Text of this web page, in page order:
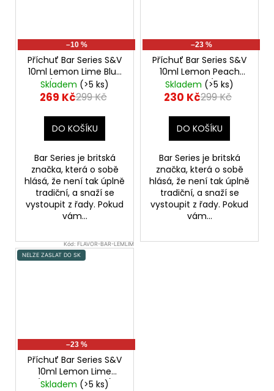
–10 %
Příchuť Bar Series S&V
10ml Lemon Lime Blue
Razz (Citron, limetka a
modrá malina)
Skladem (>5 ks)
269 Kč299 Kč
DO KOŠÍKU
Bar Series je britská
značka, která o sobě
hlásá, že není tak úplně
tradiční, a snaží se
vystoupit z řady. Pokud
vám...
–23 %
Příchuť Bar Series S&V
10ml Lemon Peach
Passionfruit (Citron,
broskev a marakuja)
Skladem (>5 ks)
230 Kč299 Kč
DO KOŠÍKU
Bar Series je britská
značka, která o sobě
hlásá, že není tak úplně
tradiční, a snaží se
vystoupit z řady. Pokud
vám...
Kód:FLAVOR-BAR-LEMLIM
NELZE ZASLAT DO SK
–23 %
Příchuť Bar Series S&V
10ml Lemon Lime
(Citron a limetka)
Skladem (>5 ks)